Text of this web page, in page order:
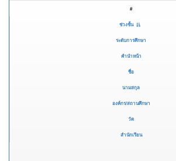
#
ช่วงชั้น
ระดับการศึกษา
คำนำหน้า
ชื่อ
นามสกุล
องค์กร/สถานศึกษา
วัด
สำนักเรียน